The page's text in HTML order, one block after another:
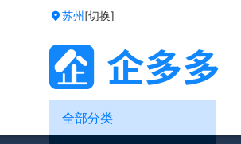
苏州[切换]
全部分类